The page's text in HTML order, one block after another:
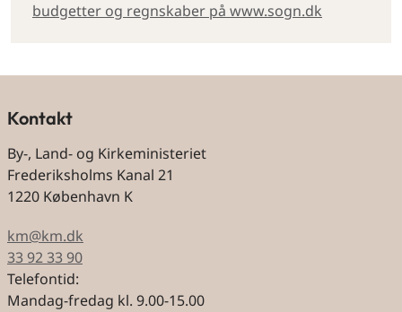
budgetter og regnskaber på www.sogn.dk
Kontakt
By-, Land- og Kirkeministeriet
Frederiksholms Kanal 21
1220 København K
km@km.dk
33 92 33 90
Telefontid:
Mandag-fredag kl. 9.00-15.00